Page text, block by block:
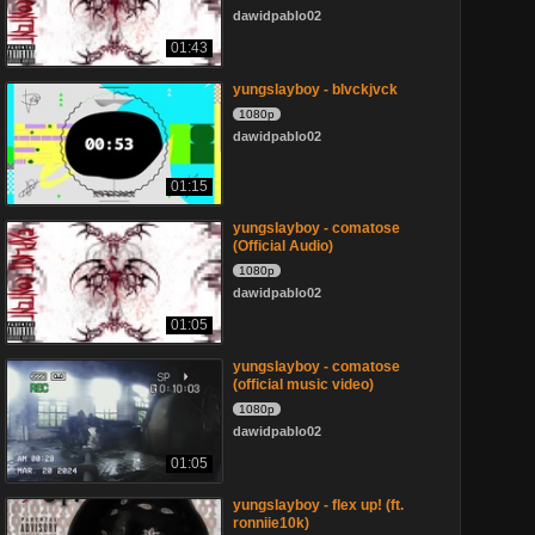
01:43
dawidpablo02
01:15
yungslayboy - blvckjvck
1080p
dawidpablo02
01:05
yungslayboy - comatose
(Official Audio)
1080p
dawidpablo02
01:05
yungslayboy - comatose
(official music video)
1080p
dawidpablo02
yungslayboy - flex up! (ft.
ronniie10k)